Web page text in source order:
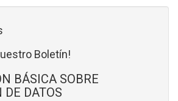
Boletín!
BÁSICA SOBRE
DE DATOS